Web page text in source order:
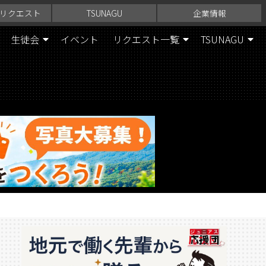
クエスト TSUNAGU 企業情報
生徒会 イベント リクエスト一覧 TSUNAGU